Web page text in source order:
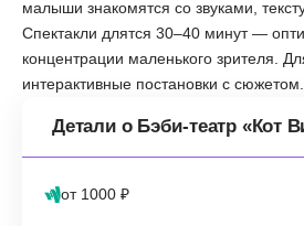
малыши знакомятся со звуками,
Спектакли длятся 30–40 минут —
концентрации маленького зрителя.
интерактивные постановки с сюжетом.
Детали о Бэби-театр «Кот
от 1000 ₽